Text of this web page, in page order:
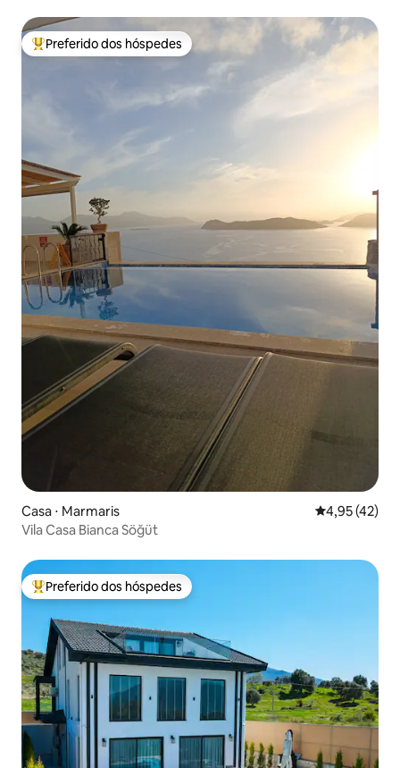
Entre os melhores preferidos dos hóspedes
Preferido dos hóspedes
Casa ⋅ Marmaris 4,95 de uma
4,95 (42)
Vila Casa Bianca Söğüt
Entre os melhores preferidos dos hóspedes
Preferido dos hóspedes